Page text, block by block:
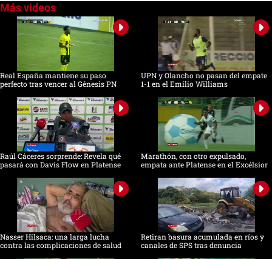
seconds
seconds
Real España mantiene su paso
perfecto tras vencer al Génesis PN
UPN y Olancho no pasan del empate
1-1 en el Emilio Williams
Raúl Cáceres sorprende: Revela qué
pasará con Davis Flow en Platense
Marathón, con otro expulsado,
empata ante Platense en el Excélsior
Nasser Hilsaca: una larga lucha
contra las complicaciones de salud
Retiran basura acumulada en ríos y
canales de SPS tras denuncia